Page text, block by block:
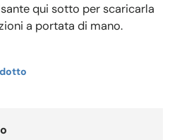
qui sotto per scaricarla
a portata di mano.